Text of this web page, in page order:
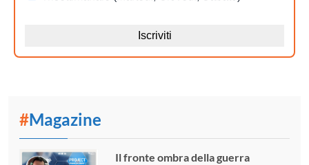
#Magazine
Il fronte ombra della guerra